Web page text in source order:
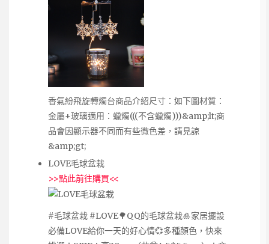
香氣紛飛旋轉燭台商品介紹尺寸：如下圖材質：
金屬+玻璃適用：蠟燭(((不含蠟燭)))&amp;lt;商
品會因顯示器不同而有些微色差，請見諒
&amp;gt;
LOVE毛球盆栽
>>點此前往購買<<
‪#‎毛球盆栽‬ ‪#‎LOVE‬🌳QQ的毛球盆栽🎍家居擺設
必備LOVE給你一天的好心情💞多種顏色，快來